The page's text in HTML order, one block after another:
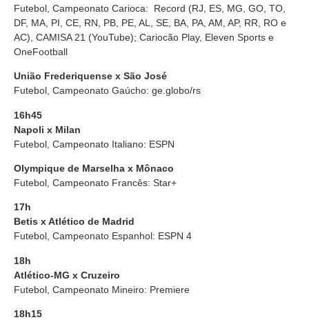
Futebol, Campeonato Carioca:
Record (RJ, ES, MG, GO, TO,
DF, MA, PI, CE, RN, PB, PE, AL, SE, BA, PA, AM, AP, RR, RO e
AC), CAMISA 21 (YouTube); Cariocão Play, Eleven Sports e
OneFootball
União Frederiquense x São José
Futebol, Campeonato Gaúcho: ge.globo/rs
16h45
Napoli x Milan
Futebol, Campeonato Italiano: ESPN
Olympique de Marselha x Mônaco
Futebol, Campeonato Francês: Star+
17h
Betis x Atlético de Madrid
Futebol, Campeonato Espanhol: ESPN 4
18h
Atlético-MG x Cruzeiro
Futebol, Campeonato Mineiro: Premiere
18h15